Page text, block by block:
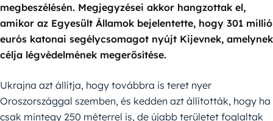
megbeszélésén. Megjegyzései akkor hangzottak el,
amikor az Egyesült Államok bejelentette, hogy 301 millió
eurós katonai segélycsomagot nyújt Kijevnek, amelynek
célja légvédelmének megerősítése.
Ukrajna azt állítja, hogy továbbra is teret nyer
Oroszországgal szemben, és kedden azt állították, hogy ha
csak mintegy 250 méterrel is, de újabb területet foglaltak